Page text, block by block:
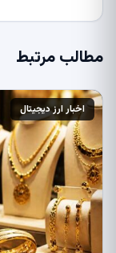
مطالب مرتبط
اخبار ارز دیجیتال